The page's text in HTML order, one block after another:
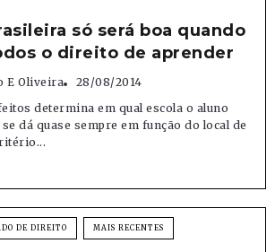
só será boa quando
o direito de aprender
E Oliveira
28/08/2014
determina em qual escola o aluno
dá quase sempre em função do local de
DE DIREITO MAIS RECENTES